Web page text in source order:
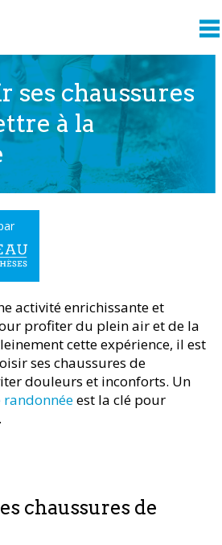
ses chaussures
à la
activité enrichissante et
profiter du plein air et de la
cette expérience, il est
ses chaussures de
douleurs et inconforts. Un
est la clé pour
chaussures de